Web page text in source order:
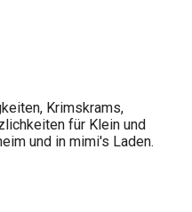
Krimskrams,
für Klein und
und in mimi's Laden.